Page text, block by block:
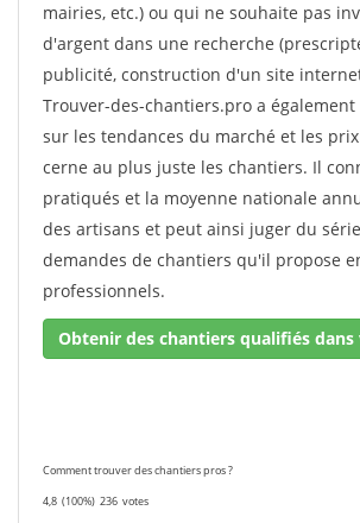
mairies, etc.) ou qui ne souhaite pas
d'argent dans une recherche
publicité, construction d'un site
Trouver-des-chantiers.pro a
sur les tendances du marché et les
cerne au plus juste les chantiers. Il
pratiqués et la moyenne nationale
des artisans et peut ainsi juger du
demandes de chantiers qu'il propose
professionnels.
Obtenir des chantiers qualifiés
Comment trouver des chantiers pros ?
4,8 (100%) 236 votes